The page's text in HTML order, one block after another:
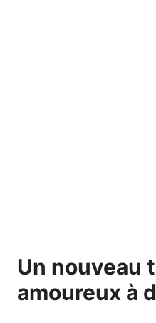
Un nouveau
amoureux à